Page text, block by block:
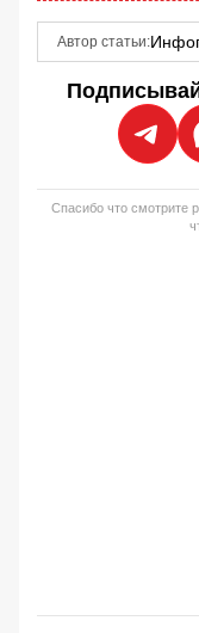
Автор статьи:
Спасибо что смотрите